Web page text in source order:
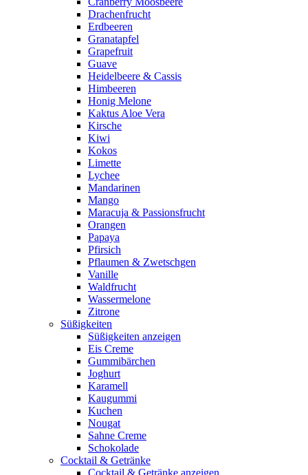
Drachenfrucht
Erdbeeren
Granatapfel
Grapefruit
Guave
Heidelbeere & Cassis
Himbeeren
Honig Melone
Kaktus Aloe Vera
Kirsche
Kiwi
Kokos
Limette
Lychee
Mandarinen
Mango
Maracuja & Passionsfrucht
Orangen
Papaya
Pfirsich
Pflaumen & Zwetschgen
Vanille
Waldfrucht
Wassermelone
Zitrone
Süßigkeiten
Süßigkeiten anzeigen
Eis Creme
Gummibärchen
Joghurt
Karamell
Kaugummi
Kuchen
Nougat
Sahne Creme
Schokolade
Cocktail & Getränke
Cocktail & Getränke anzeigen